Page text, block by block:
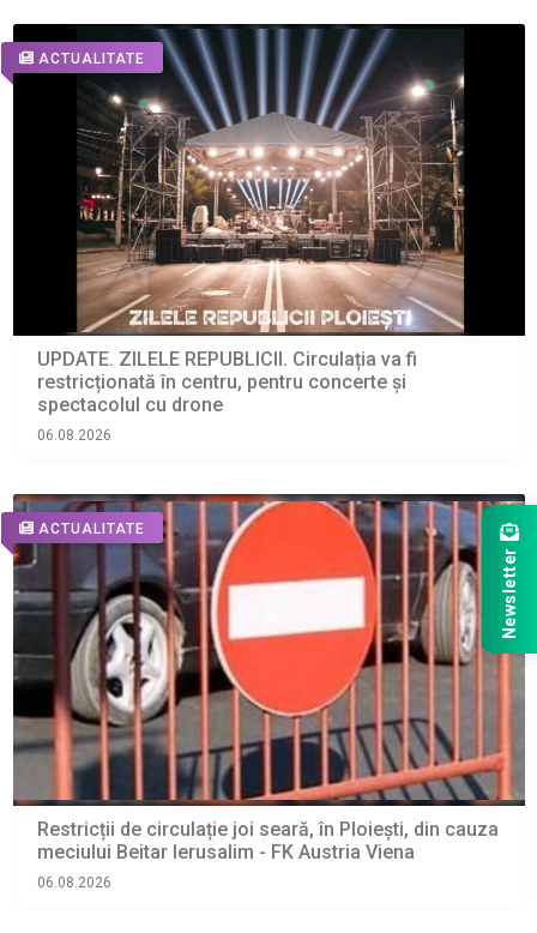
ACTUALITATE
UPDATE. ZILELE REPUBLICII. Circulația va fi
restricționată în centru, pentru concerte și
spectacolul cu drone
06.08.2026
ACTUALITATE
Restricții de circulație joi seară, în Ploiești, din cauza
meciului Beitar Ierusalim - FK Austria Viena
06.08.2026
Newsletter